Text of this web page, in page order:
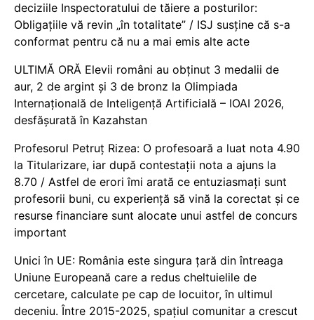
deciziile Inspectoratului de tăiere a posturilor:
Obligațiile vă revin „în totalitate” / ISJ susține că s-a
conformat pentru că nu a mai emis alte acte
ULTIMĂ ORĂ Elevii români au obținut 3 medalii de
aur, 2 de argint și 3 de bronz la Olimpiada
Internațională de Inteligență Artificială – IOAI 2026,
desfășurată în Kazahstan
Profesorul Petruț Rizea: O profesoară a luat nota 4.90
la Titularizare, iar după contestații nota a ajuns la
8.70 / Astfel de erori îmi arată ce entuziasmați sunt
profesorii buni, cu experiență să vină la corectat și ce
resurse financiare sunt alocate unui astfel de concurs
important
Unici în UE: România este singura țară din întreaga
Uniune Europeană care a redus cheltuielile de
cercetare, calculate pe cap de locuitor, în ultimul
deceniu. Între 2015-2025, spațiul comunitar a crescut